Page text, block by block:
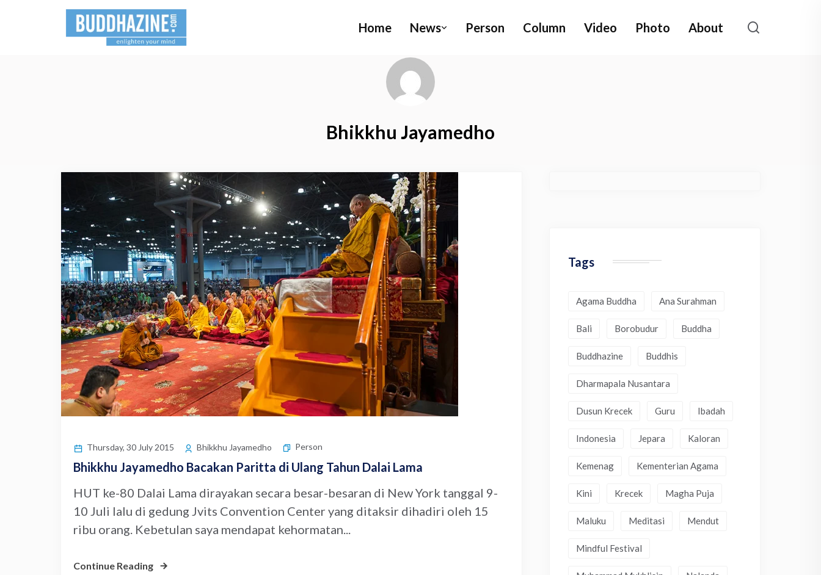
Home News Person Column Video Photo About
Bhikkhu Jayamedho
Thursday, 30 July 2015 Bhikkhu Jayamedho Person
Bhikkhu Jayamedho Bacakan Paritta di Ulang Tahun Dalai Lama
HUT ke-80 Dalai Lama dirayakan secara besar-besaran di New York tanggal 9-
10 Juli lalu di gedung Jvits Convention Center yang ditaksir dihadiri oleh 15
ribu orang. Kebetulan saya mendapat kehormatan...
Continue Reading
Tags
Agama Buddha Ana Surahman
Bali Borobudur Buddha
Buddhazine Buddhis
Dharmapala Nusantara
Dusun Krecek Guru Ibadah
Indonesia Jepara Kaloran
Kemenag Kementerian Agama
Kini Krecek Magha Puja
Maluku Meditasi Mendut
Mindful Festival